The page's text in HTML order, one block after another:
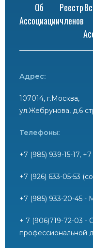
Об
Ассоциации
Реестр
членов
Адрес:
107014, г.Москва,
ул.Жебрунова, д.6
Телефоны:
+7 (985) 939-15-17,
+7 (926) 633-05-53
+7 (985) 933-20-45 -
+ 7 (906)719-72-03 -
профессиональной